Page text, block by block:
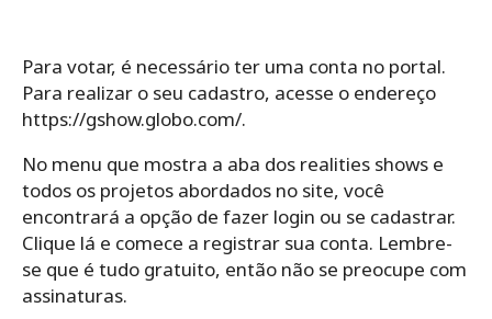
Para votar, é necessário ter uma conta no portal.
Para realizar o seu cadastro, acesse o endereço
https://gshow.globo.com/.
No menu que mostra a aba dos realities shows e
todos os projetos abordados no site, você
encontrará a opção de fazer login ou se cadastrar.
Clique lá e comece a registrar sua conta. Lembre-
se que é tudo gratuito, então não se preocupe com
assinaturas.